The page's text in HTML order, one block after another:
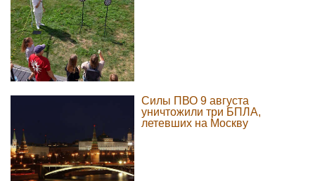
Силы ПВО 9 августа
уничтожили три БПЛА,
летевших на Москву